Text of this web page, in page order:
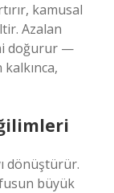
kamusal
Azalan
doğurur —
dönüştürür.
büyük